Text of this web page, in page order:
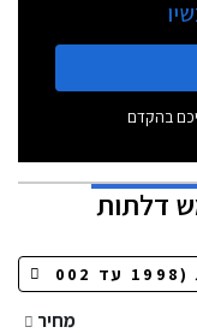
בהקדם
דלתות
מחיר